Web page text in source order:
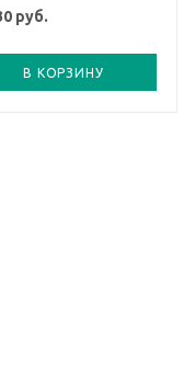
руб.
В КОРЗИНУ